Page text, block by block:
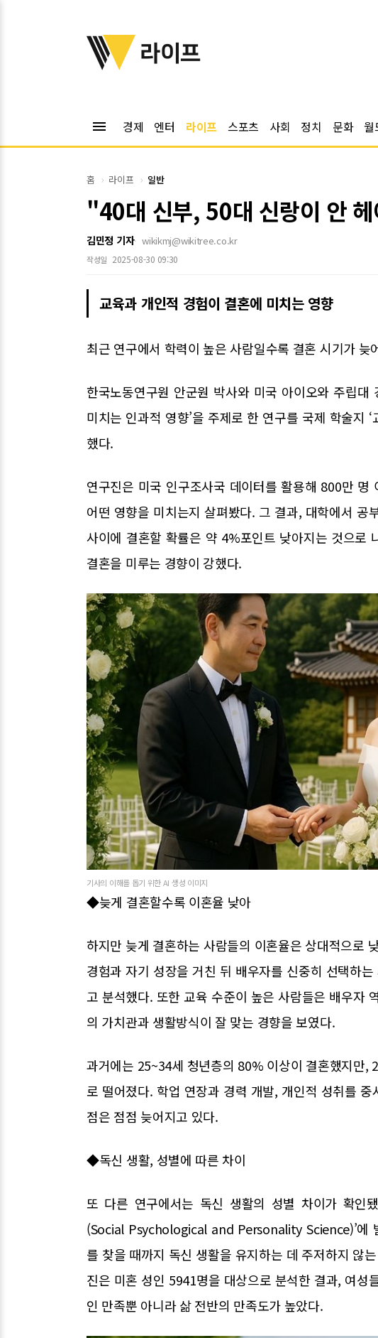
위키트리
라이프
menu 경제 엔터 라이프 스포츠 사회 정치 문화 월
홈 라이프 일반
"40대 신부, 50대 신랑이 안
김민정 기자 wikikmj@wikitree.co.kr
작성일 2025-08-30 09:30
교육과 개인적 경험이 결혼에 미치는 영향
최근 연구에서 학력이 높은 사람일수록 결혼 시기가
한국노동연구원 안군원 박사와 미국 아이오와 주립대
미치는 인과적 영향’을 주제로 한 연구를 국제 학술지
했다.
연구진은 미국 인구조사국 데이터를 활용해 800만
어떤 영향을 미치는지 살펴봤다. 그 결과, 대학에서 공
사이에 결혼할 확률은 약 4%포인트 낮아지는 것으로
결혼을 미루는 경향이 강했다.
기사의 이해를 돕기 위한 AI 생성 이미지
◆늦게 결혼할수록 이혼율 낮아
하지만 늦게 결혼하는 사람들의 이혼율은 상대적으로
경험과 자기 성장을 거친 뒤 배우자를 신중히 선택하
고 분석했다. 또한 교육 수준이 높은 사람들은 배우자
의 가치관과 생활방식이 잘 맞는 경향을 보였다.
과거에는 25~34세 청년층의 80% 이상이 결혼했지만,
로 떨어졌다. 학업 연장과 경력 개발, 개인적 성취를
점은 점점 늦어지고 있다.
◆독신 생활, 성별에 따른 차이
또 다른 연구에서는 독신 생활의 성별 차이가 확인
(Social Psychological and Personality Science)’에
를 찾을 때까지 독신 생활을 유지하는 데 주저하지 않
진은 미혼 성인 5941명을 대상으로 분석한 결과, 여성
인 만족뿐 아니라 삶 전반의 만족도가 높았다.